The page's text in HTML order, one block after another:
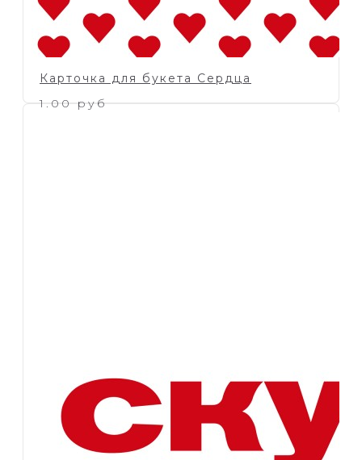
Карточка для букета Сердца
1.00 руб